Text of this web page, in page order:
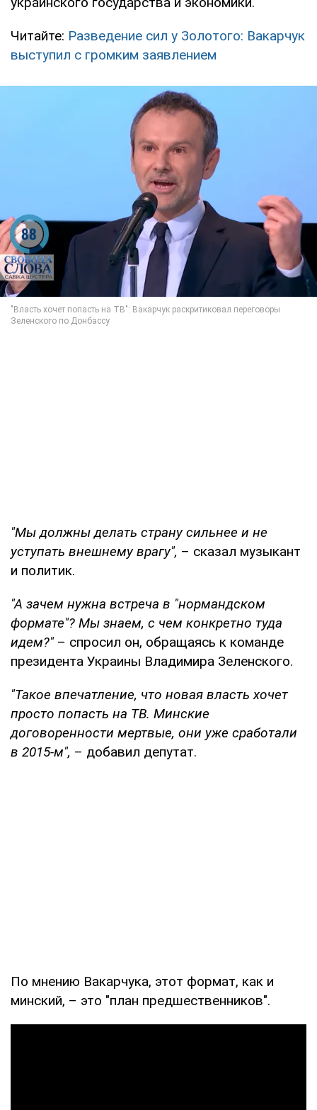
Читайте: Разведение сил у Золотого: Вакарчук
выступил с громким заявлением
"Мы должны делать страну сильнее и не
уступать внешнему врагу", – сказал музыкант
и политик.
"А зачем нужна встреча в "нормандском
формате"? Мы знаем, с чем конкретно туда
идем?"– спросил он, обращаясь к команде
президента Украины Владимира Зеленского.
"Такое впечатление, что новая власть хочет
просто попасть на ТВ. Минские
договоренности мертвые, они уже сработали
в 2015-м", – добавил депутат.
По мнению Вакарчука, этот формат, как и
минский, – это "план предшественников".